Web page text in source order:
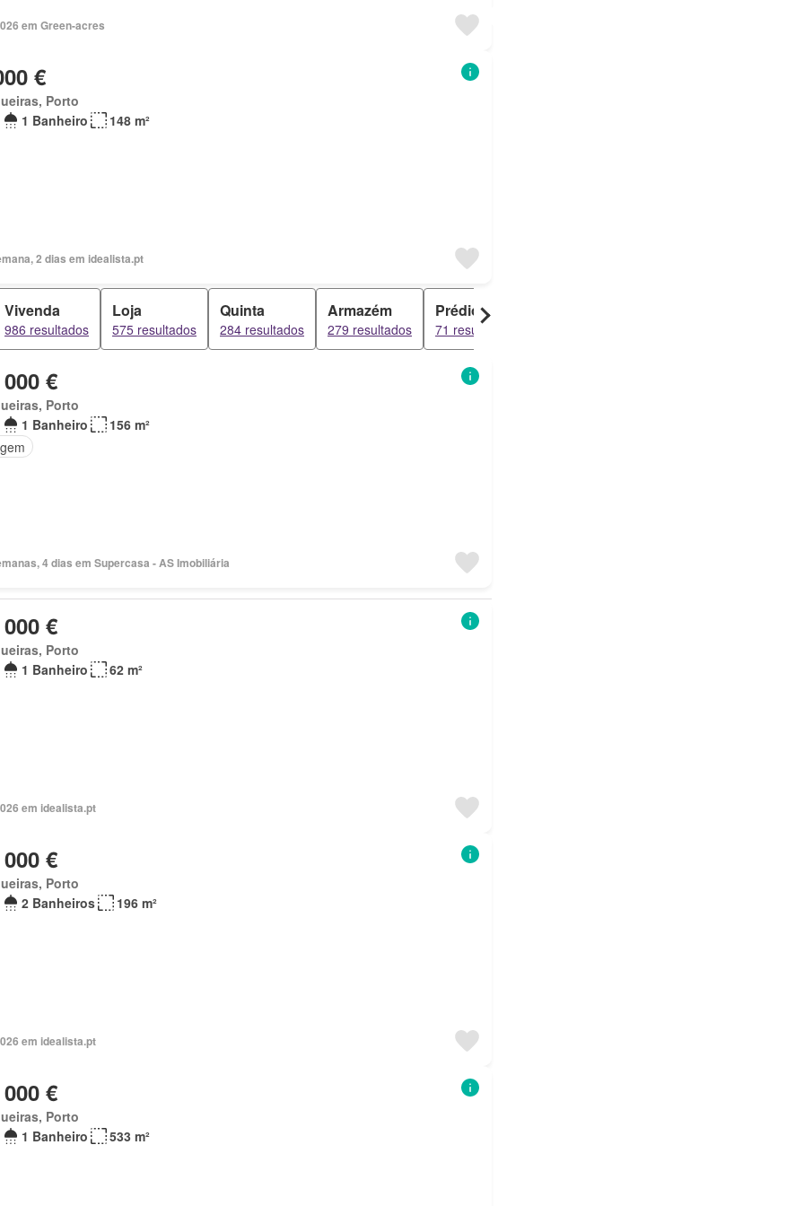
em Green-acres
€
Porto
1 Banheiro
148 m²
2 dias em idealista.pt
Vivenda
986 resultados
Loja
575 resultados
Quinta
284 resultados
Armazém
279 resultados
Prédio
71 resultados
€
Porto
1 Banheiro
156 m²
4 dias em Supercasa - AS Imobiliária
€
Porto
1 Banheiro
62 m²
em idealista.pt
€
Porto
2 Banheiros
196 m²
em idealista.pt
€
Porto
1 Banheiro
533 m²